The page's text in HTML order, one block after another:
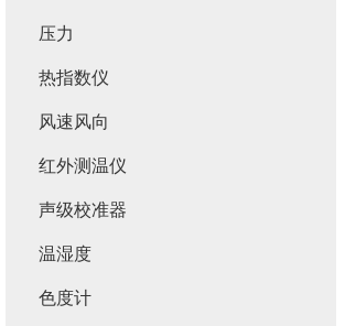
压力
热指数仪
风速风向
红外测温仪
声级校准器
温湿度
色度计